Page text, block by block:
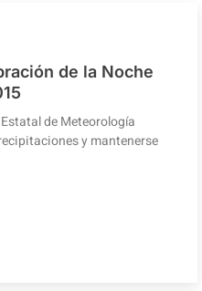
de la Noche
de Meteorología
y mantenerse